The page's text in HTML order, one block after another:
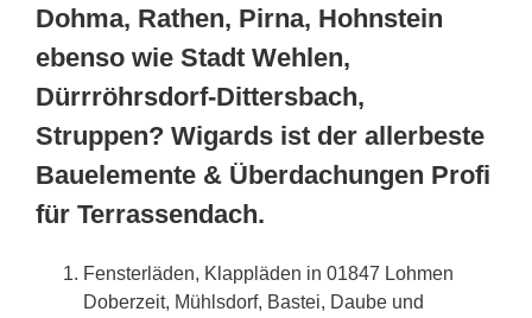
Dohma, Rathen, Pirna, Hohnstein
ebenso wie Stadt Wehlen,
Dürrröhrsdorf-Dittersbach,
Struppen? Wigards ist der allerbeste
Bauelemente & Überdachungen Profi
für Terrassendach.
Fensterläden, Klappläden in 01847 Lohmen
Doberzeit, Mühlsdorf, Bastei, Daube und